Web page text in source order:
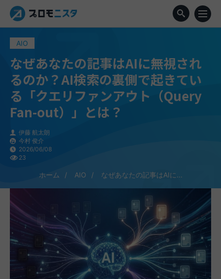
AIO
なぜあなたの記事はAIに無視され
るのか？AI検索の裏側で起きてい
る「クエリファンアウト（Query
Fan-out）」とは？
伊藤 航太朗
今村 俊介
2026/06/08
23
ホーム AIO なぜあなたの記事はAIに...